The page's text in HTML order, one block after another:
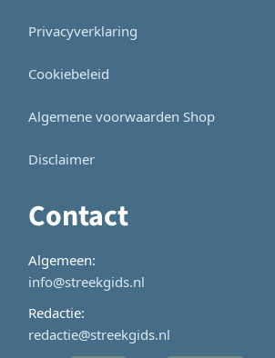
Privacyverklaring
Cookiebeleid
Algemene voorwaarden Shop
Disclaimer
Contact
Algemeen:
info@streekgids.nl
Redactie:
redactie@streekgids.nl